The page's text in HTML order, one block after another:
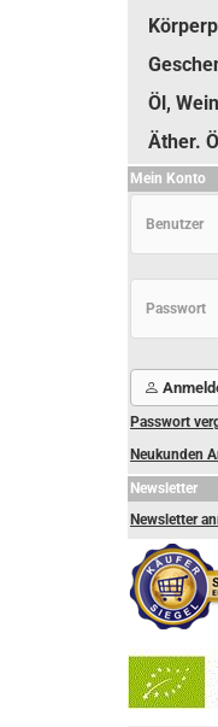
Öl,
Äther.
Mein Konto
Passwort
Neukunden
Newsletter
Newsletter